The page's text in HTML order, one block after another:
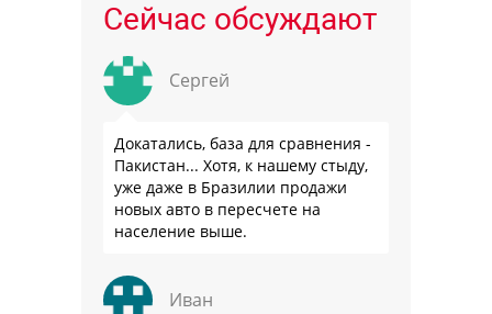
Сейчас обсуждают
Сергей
Докатались, база для сравнения -
Пакистан... Хотя, к нашему стыду,
уже даже в Бразилии продажи
новых авто в пересчете на
население выше.
Иван